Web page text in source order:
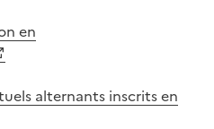
en
alternants inscrits en